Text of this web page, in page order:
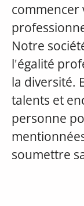
commencer
Notre
l'égalité
la diversité.
talents et
personne
soumettre